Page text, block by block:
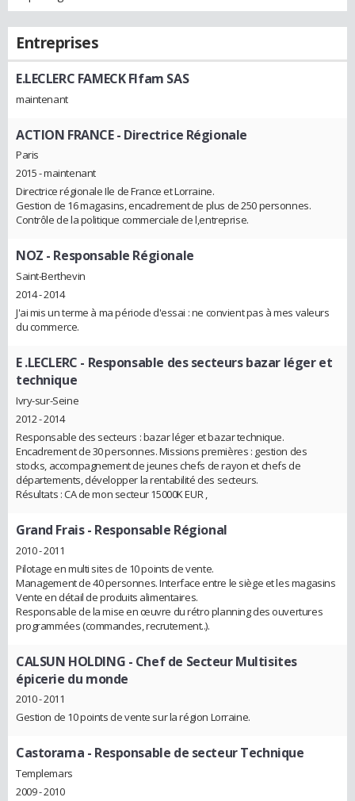
Entreprises
E.LECLERC FAMECK FIfam SAS
maintenant
ACTION FRANCE- Directrice Régionale
Paris
2015 - maintenant
Directrice régionale Ile de France et Lorraine.
Gestion de 16 magasins, encadrement de plus de 250 personnes.
Contrôle de la politique commerciale de l,entreprise.
NOZ - Responsable Régionale
Saint-Berthevin
2014 - 2014
J'ai mis un terme à ma période d'essai : ne convient pas à mes valeurs
du commerce.
E .LECLERC - Responsable des secteurs bazar léger et
technique
Ivry-sur-Seine
2012 - 2014
Responsable des secteurs : bazar léger et bazar technique.
Encadrement de 30 personnes. Missions premières : gestion des
stocks, accompagnement de jeunes chefs de rayon et chefs de
départements, développer la rentabilité des secteurs.
Résultats : CA de mon secteur 15000K EUR ,
Grand Frais- Responsable Régional
2010 - 2011
Pilotage en multi sites de 10 points de vente.
Management de 40 personnes. Interface entre le siège et les magasins
Vente en détail de produits alimentaires.
Responsable de la mise en œuvre du rétro planning des ouvertures
programmées (commandes, recrutement..).
CALSUN HOLDING - Chef de Secteur Multisites
épicerie du monde
2010 - 2011
Gestion de 10 points de vente sur la région Lorraine.
Castorama - Responsable de secteur Technique
Templemars
2009 - 2010